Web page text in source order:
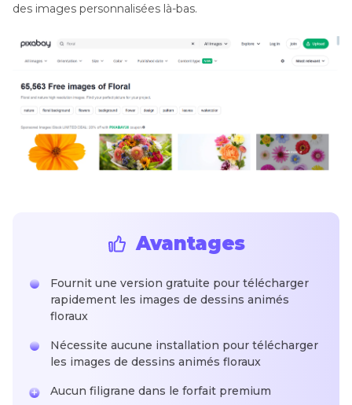
des images personnalisées là-bas.
Avantages
Fournit une version gratuite pour télécharger
rapidement les images de dessins animés
floraux
Nécessite aucune installation pour télécharger
les images de dessins animés floraux
Aucun filigrane dans le forfait premium